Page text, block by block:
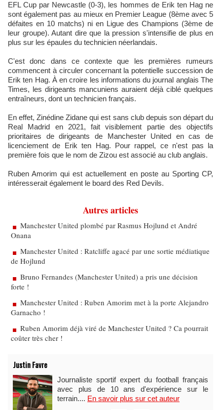
EFL Cup par Newcastle (0-3), les hommes de Erik ten Hag ne
sont également pas au mieux en Premier League (8ème avec 5
défaites en 10 matchs) ni en Ligue des Champions (3ème de
leur groupe). Autant dire que la pression s'intensifie de plus en
plus sur les épaules du technicien néerlandais.
C'est donc dans ce contexte que les premières rumeurs
commencent à circuler concernant la potentielle succession de
Erik ten Hag. À en croire les informations du journal anglais The
Times, les dirigeants mancuniens auraient déjà ciblé quelques
entraîneurs, dont un technicien français.
En effet, Zinédine Zidane qui est sans club depuis son départ du
Real Madrid en 2021, fait visiblement partie des objectifs
prioritaires de dirigeants de Manchester United en cas de
licenciement de Erik ten Hag. Pour rappel, ce n'est pas la
première fois que le nom de Zizou est associé au club anglais.
Ruben Amorim qui est actuellement en poste au Sporting CP,
intéresserait également le board des Red Devils.
Autres articles
Manchester United plombé par Rasmus Hojlund et André
Onana
Manchester United : Ratcliffe agacé par une sortie médiatique
de Hojlund
Bruno Fernandes (Manchester United) a pris une décision
forte !
Manchester United : Ruben Amorim met à la porte Alejandro
Garnacho !
Ruben Amorim déjà viré de Manchester United ? Ca pourrait
coûter très cher !
Justin Favre
Journaliste sportif expert du football français
avec plus de 10 ans d'expérience sur le
terrain.... En savoir plus sur cet auteur